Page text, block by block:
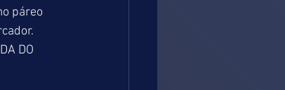
páreo
DO